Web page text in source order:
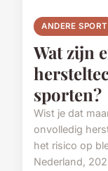
ANDERE SPORT
Wat zijn
sporten?
Wist je dat
onvolledig
het risico op
Nederland,